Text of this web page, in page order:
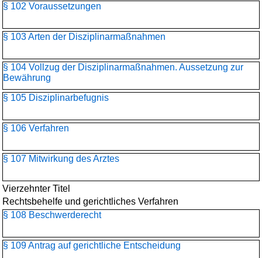
§ 102 Voraussetzungen
§ 103 Arten der Disziplinarmaßnahmen
§ 104 Vollzug der Disziplinarmaßnahmen. Aussetzung zur
Bewährung
§ 105 Disziplinarbefugnis
§ 106 Verfahren
§ 107 Mitwirkung des Arztes
Vierzehnter Titel
Rechtsbehelfe und gerichtliches Verfahren
§ 108 Beschwerderecht
§ 109 Antrag auf gerichtliche Entscheidung